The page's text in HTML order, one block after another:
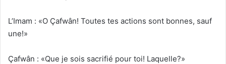
L’Imam : «O Çafwân! Toutes tes actions sont bonnes, sauf
une!»
Çafwân : «Que je sois sacrifié pour toi! Laquelle?»